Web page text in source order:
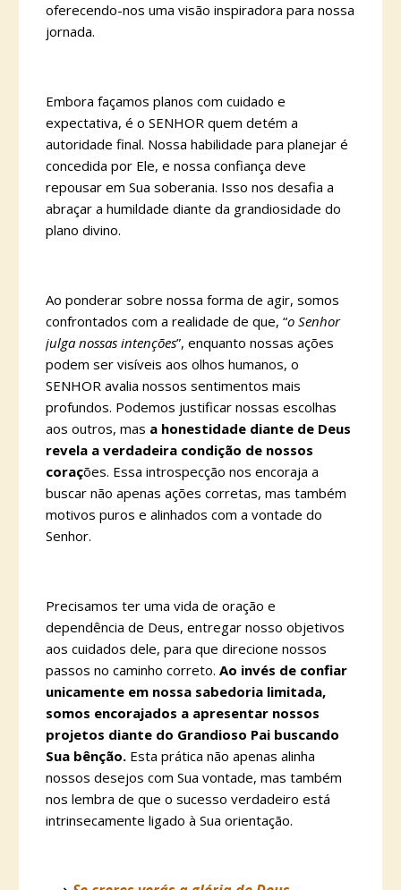
oferecendo-nos uma visão inspiradora para nossa
jornada.
Embora façamos planos com cuidado e
expectativa, é o SENHOR quem detém a
autoridade final. Nossa habilidade para planejar é
concedida por Ele, e nossa confiança deve
repousar em Sua soberania. Isso nos desafia a
abraçar a humildade diante da grandiosidade do
plano divino.
Ao ponderar sobre nossa forma de agir, somos
confrontados com a realidade de que, “o Senhor
julga nossas intenções”, enquanto nossas ações
podem ser visíveis aos olhos humanos, o
SENHOR avalia nossos sentimentos mais
profundos. Podemos justificar nossas escolhas
aos outros, mas a honestidade diante de Deus
revela a verdadeira condição de nossos
corações. Essa introspecção nos encoraja a
buscar não apenas ações corretas, mas também
motivos puros e alinhados com a vontade do
Senhor.
Precisamos ter uma vida de oração e
dependência de Deus, entregar nosso objetivos
aos cuidados dele, para que direcione nossos
passos no caminho correto. Ao invés de confiar
unicamente em nossa sabedoria limitada,
somos encorajados a apresentar nossos
projetos diante do Grandioso Pai buscando
Sua bênção. Esta prática não apenas alinha
nossos desejos com Sua vontade, mas também
nos lembra de que o sucesso verdadeiro está
intrinsecamente ligado à Sua orientação.